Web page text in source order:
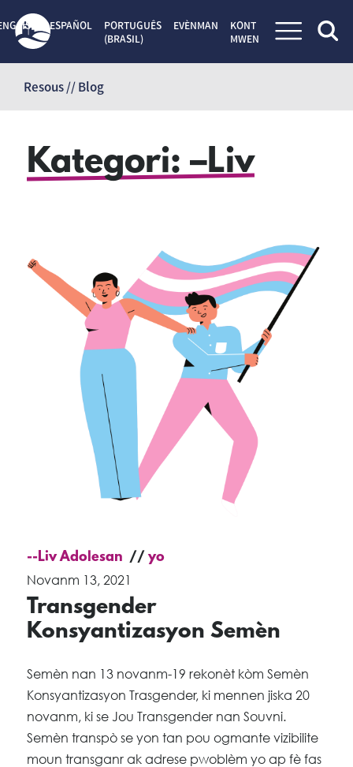
kontni
ESPAÑOL
PORTUGUÊS
(BRASIL)
EVÈNMAN
KONT
MWEN
Resous // Blog
Kategori:–Liv
--Liv Adolesan
yo
Novanm 13, 2021
Transgender
Konsyantizasyon Semèn
Semèn nan 13 novanm-19 rekonèt kòm Semèn
Konsyantizasyon Trasgender, ki mennen jiska 20
novanm, ki se Jou Transgender nan Souvni.
Semèn transpò se yon tan pou ogmante vizibilite
moun transganr ak adrese pwoblèm yo ap fè fas